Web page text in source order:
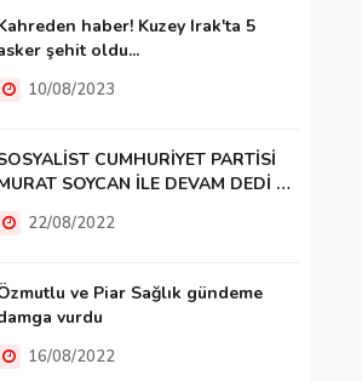
haber! Kuzey Irak'ta 5
şehit oldu...
10/08/2023
CUMHURİYET PARTİSİ
SOYCAN İLE DEVAM DEDİ …
22/08/2022
ve Piar Sağlık gündeme
vurdu
16/08/2022